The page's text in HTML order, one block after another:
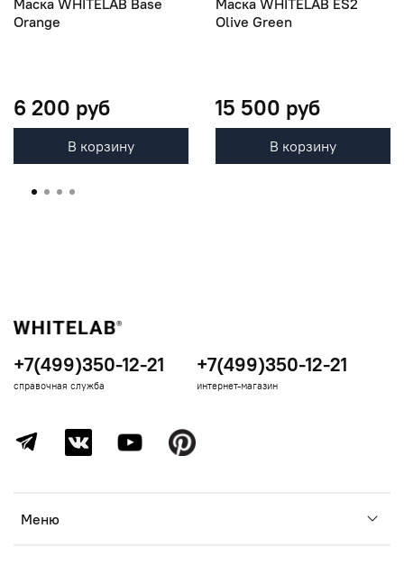
Orange
6 200 руб
В корзину
Olive Green
15 500 руб
В корзину
Меню
+7(499)350-12-21
справочная служба
+7(499)350-12-21
интернет-магазин